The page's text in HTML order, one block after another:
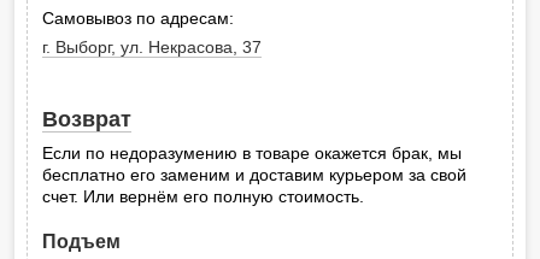
Самовывоз по адресам:
г. Выборг, ул. Некрасова, 37
Возврат
Если по недоразумению в товаре окажется брак, мы
бесплатно его заменим и доставим курьером за свой
счет. Или вернём его полную стоимость.
Подъем